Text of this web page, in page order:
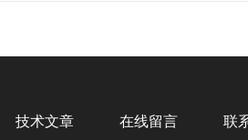
技术文章 在线留言 联